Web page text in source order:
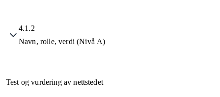
4.1.2
Navn, rolle, verdi (Nivå A)
Test og vurdering av nettstedet